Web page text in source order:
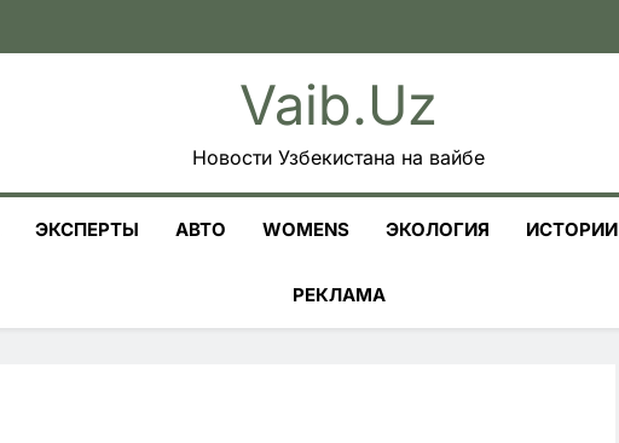
Vaib.uz
Новости Узбекистана на вайбе
ЭКСПЕРТЫ АВТО WOMENS ЭКОЛОГИЯ ИСТОРИИ
РЕКЛАМА